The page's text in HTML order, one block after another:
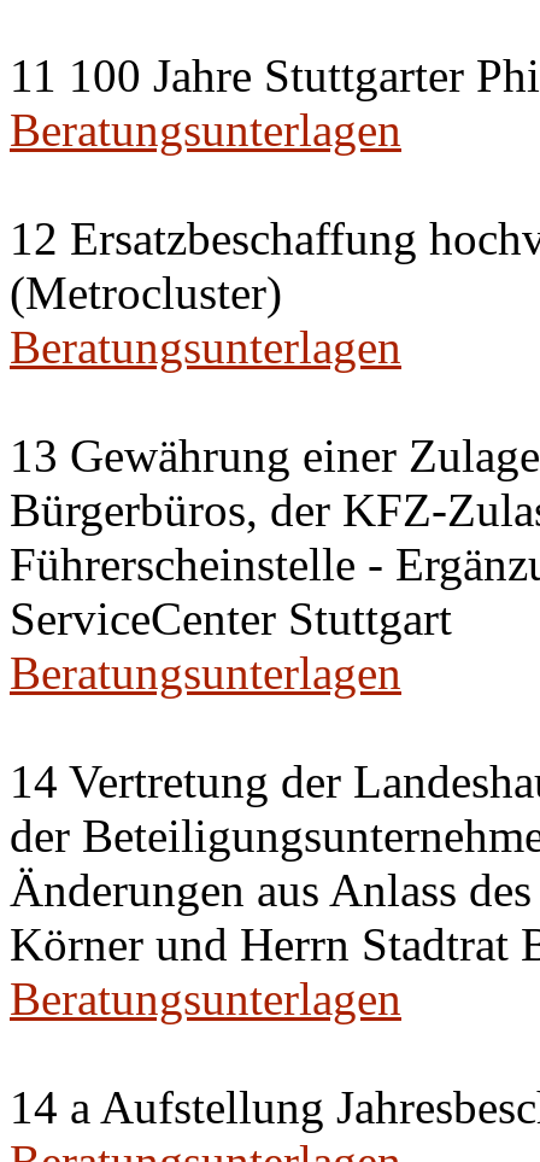
11 100 Jahre Stuttgarter
Beratungsunterlagen
12 Ersatzbeschaffung
(Metrocluster)
Beratungsunterlagen
13 Gewährung einer
Bürgerbüros, der KFZ-
Führerscheinstelle -
ServiceCenter Stuttgart
Beratungsunterlagen
14 Vertretung der
der
Änderungen aus Anlass
Körner und Herrn Stadtrat
Beratungsunterlagen
14 a Aufstellung